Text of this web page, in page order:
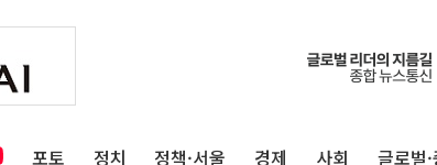
포토 정치 정책·서울 경제 사회 글로벌
민주, 오늘 제주·